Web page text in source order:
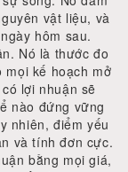
vật liệu, và
hôm sau.
Nó là thước đo
kế hoạch mở
lợi nhuận sẽ
nào đứng vững
nhiên, điểm yếu
và tính đơn cực.
bằng mọi giá,